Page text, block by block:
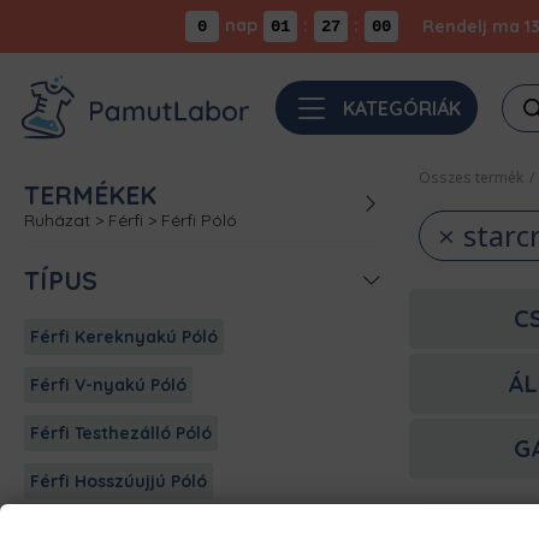
0 nap 01 : 27 : 00 Rendelj ma
KATEGÓRIÁK
TERMÉKEK
Ruházat > Férfi > Férfi Póló
TÍPUS
Férfi Kereknyakú Póló
Férfi V-nyakú Póló
Férfi Testhezálló Póló
Férfi Hosszúujjú Póló
Összes termék /